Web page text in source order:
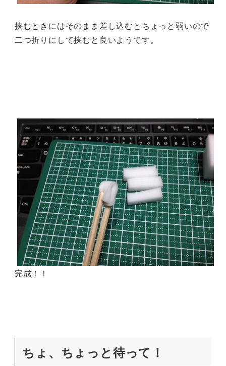
挟むときにはそのまま差し込むとちょっと弱いので
二つ折りにして挟むと良いようです。
完成！！
ちょ、ちょっと待って！